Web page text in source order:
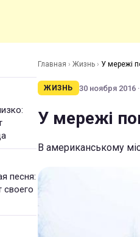
песня:
своего
Главная › Жизнь › У мережі
ЖИЗНЬ 30 ноября 2016
У мережі
В американському